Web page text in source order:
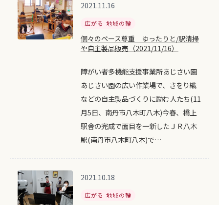
2021.11.16
広がる 地域の輪
個々のペース尊重 ゆったりと/駅清掃
や自主製品販売（2021/11/16）
障がい者多機能支援事業所あじさい園
あじさい園の広い作業場で、さをり織
などの自主製品づくりに励む人たち(11
月5日、南丹市八木町八木)今春、橋上
駅舎の完成で面目を一新したＪＲ八木
駅(南丹市八木町八木)で…
2021.10.18
広がる 地域の輪